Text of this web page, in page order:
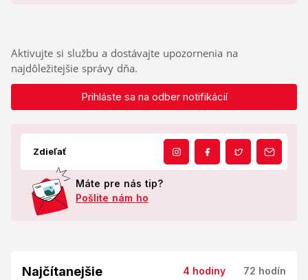
Aktivujte si službu a dostávajte upozornenia na
najdôležitejšie správy dňa.
Prihláste sa na odber notifikácií
Zdieľať
Máte pre nás tip?
Pošlite nám ho
Najčítanejšie 4 hodiny 72 hodín